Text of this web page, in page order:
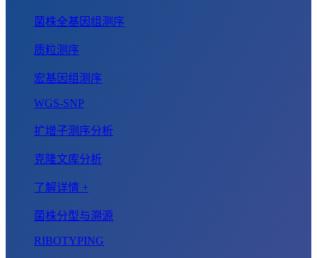
菌株全基因组测序
质粒测序
宏基因组测序
WGS-SNP
扩增子测序分析
克隆文库分析
了解详情 +
菌株分型与溯源
RIBOTYPING